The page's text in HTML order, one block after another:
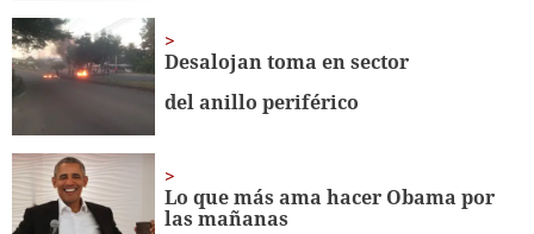
Desalojan toma en sector
del anillo periférico
Lo que más ama hacer Obama por
las mañanas